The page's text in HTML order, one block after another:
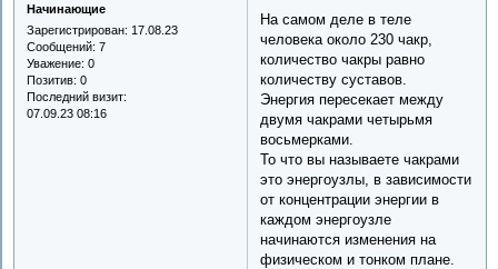
Начинающие
Зарегистрирован: 17.08.23
Сообщений: 7
Уважение: 0
Позитив: 0
Последний визит:
07.09.23 08:16
На самом деле в теле
человека около 230 чакр,
количество чакры равно
количеству суставов.
Энергия пересекает между
двумя чакрами четырьмя
восьмерками.
То что вы называете чакрами
это энергоузлы, в зависимости
от концентрации энергии в
каждом энергоузле
начинаются изменения на
физическом и тонком плане.